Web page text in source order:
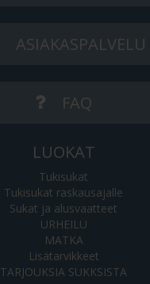
ASIAKASPALVELU
FAQ
LUOKAT
Tukisukat
Tukisukat raskausajalle
Sukat ja alusvaatteet
URHEILU
MATKA
Lisätarvikkeet
TARJOUKSIA SUKKSISTA